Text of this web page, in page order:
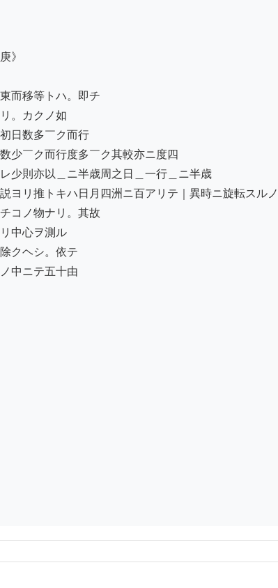
》
而移等トハ。即チ
。カクノ如
日数多￣ク而行
少￣ク而行度多￣ク其較亦ニ度四
少則亦以＿ニ半歳周之日＿一行＿ニ半歳
ヨリ推トキハ日月四洲ニ百アリテ｜異時ニ旋転スル
コノ物ナリ。其故
中心ヲ測ル
クヘシ。依テ
中ニテ五十由